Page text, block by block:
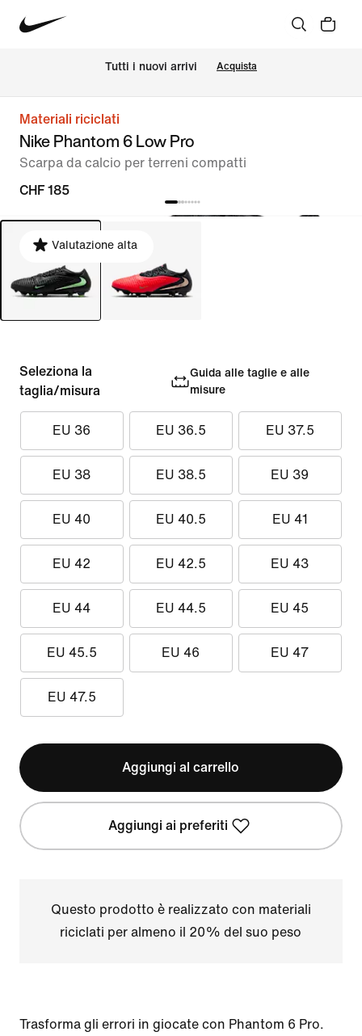
Tutti i nuovi arrivi Acquista
Materiali riciclati
Nike Phantom 6 Low Pro
Scarpa da calcio per terreni compatti
CHF 185
Valutazione alta
Seleziona la
taglia/misura
Guida alle taglie e alle
misure
EU 36 EU 36.5 EU 37.5
EU 38 EU 38.5 EU 39
EU 40 EU 40.5 EU 41
EU 42 EU 42.5 EU 43
EU 44 EU 44.5 EU 45
EU 45.5 EU 46 EU 47
EU 47.5
Aggiungi al carrello
Aggiungi ai preferiti
Questo prodotto è realizzato con materiali
riciclati per almeno il 20% del suo peso
Trasforma gli errori in giocate con Phantom 6 Pro.